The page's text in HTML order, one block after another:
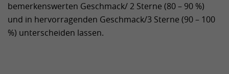
bemerkenswerten Geschmack/ 2 Sterne (80 – 90 %)
und in hervorragenden Geschmack/3 Sterne (90 – 100
%) unterscheiden lassen.